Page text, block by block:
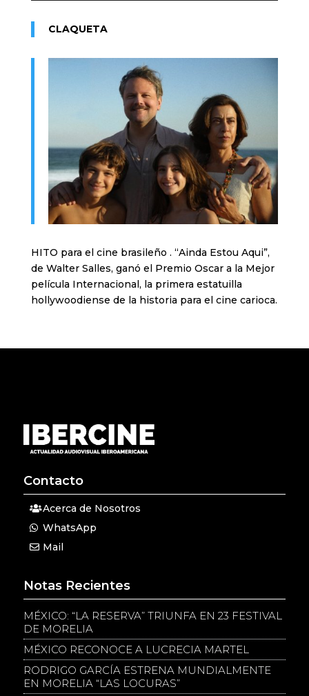
CLAQUETA
HITO para el cine brasileño . “Ainda Estou Aqui”,
de Walter Salles, ganó el Premio Oscar a la Mejor
película Internacional, la primera estatuilla
hollywoodiense de la historia para el cine carioca.
Contacto
Acerca de Nosotros
WhatsApp
Mail
Notas Recientes
MÉXICO: “LA RESERVA” TRIUNFA EN 23 FESTIVAL
DE MORELIA
MÉXICO RECONOCE A LUCRECIA MARTEL
RODRIGO GARCÍA ESTRENA MUNDIALMENTE
EN MORELIA “LAS LOCURAS”